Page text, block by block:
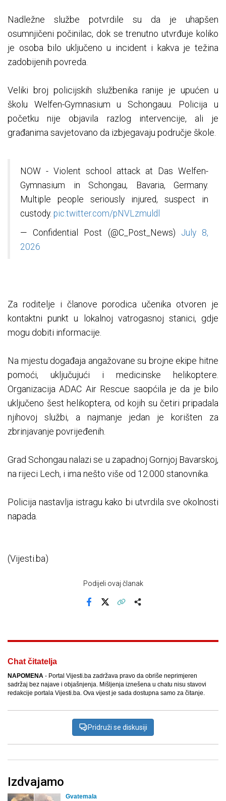
Nadležne službe potvrdile su da je uhapšen
osumnjičeni počinilac, dok se trenutno utvrđuje koliko
je osoba bilo uključeno u incident i kakva je težina
zadobijenih povreda.
Veliki broj policijskih službenika ranije je upućen u
školu Welfen-Gymnasium u Schongauu. Policija u
početku nije objavila razlog intervencije, ali je
građanima savjetovano da izbjegavaju područje škole.
NOW - Violent school attack at Das Welfen-
Gymnasium in Schongau, Bavaria, Germany.
Multiple people seriously injured, suspect in
custody. pic.twitter.com/pNVLzmuldl
— Confidential Post (@C_Post_News) July 8,
2026
Za roditelje i članove porodica učenika otvoren je
kontaktni punkt u lokalnoj vatrogasnoj stanici, gdje
mogu dobiti informacije.
Na mjestu događaja angažovane su brojne ekipe hitne
pomoći, uključujući i medicinske helikoptere.
Organizacija ADAC Air Rescue saopćila je da je bilo
uključeno šest helikoptera, od kojih su četiri pripadala
njihovoj službi, a najmanje jedan je korišten za
zbrinjavanje povrijeđenih.
Grad Schongau nalazi se u zapadnoj Gornjoj Bavarskoj,
na rijeci Lech, i ima nešto više od 12.000 stanovnika.
Policija nastavlja istragu kako bi utvrdila sve okolnosti
napada.
(Vijesti.ba)
Podijeli ovaj članak
Chat čitatelja
NAPOMENA - Portal Vijesti.ba zadržava pravo da obriše neprimjeren
sadržaj bez najave i objašnjenja. Mišljenja iznešena u chatu nisu stavovi
redakcije portala Vijesti.ba. Ova vijest je sada dostupna samo za čitanje.
Pridruži se diskusiji
Izdvajamo
Gvatemala